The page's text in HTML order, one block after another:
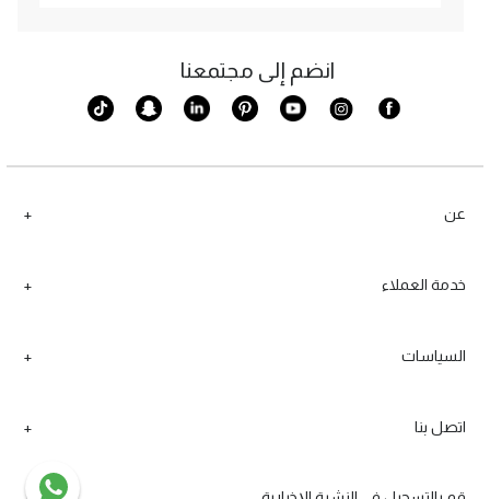
عن
خدمة العملاء
السياسات
اتصل بنا
انضم إلى مجتمعنا